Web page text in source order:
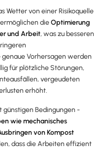
Wetter von einer Risikoquelle
dieOptimierung
und Arbeit, was zu besseren
Vorhersagen werden
für plötzliche Störungen,
vergeudeten
erhöht.
günstigen Bedingungen -
wie mechanisches
von Kompost
dass die Arbeiten effizient